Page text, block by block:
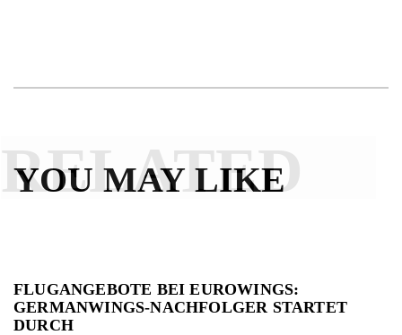
YOU MAY LIKE
RELATED
FLUGANGEBOTE BEI EUROWINGS:
GERMANWINGS-NACHFOLGER STARTET
DURCH